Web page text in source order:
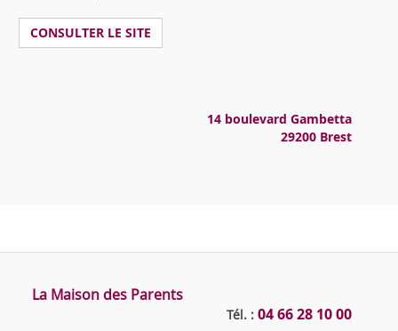
CONSULTER LE SITE
14 boulevard Gambetta
29200 Brest
La Maison des Parents
Tél. : 04 66 28 10 00